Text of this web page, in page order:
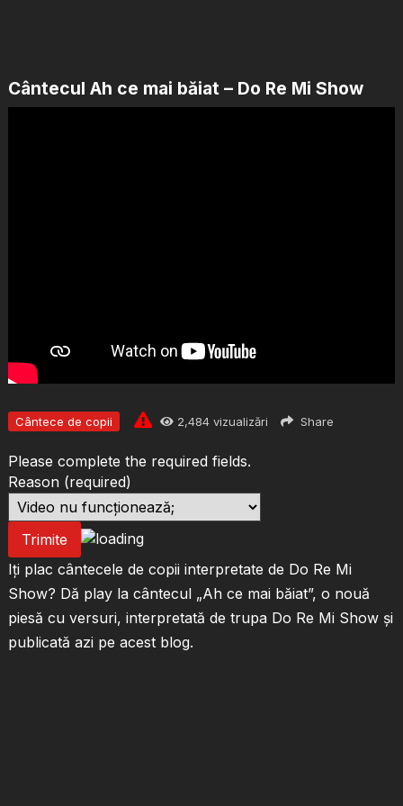
Cântecul Ah ce mai băiat – Do Re Mi Show
Cântece de copii 2,484vizualizări Share
Please complete the required fields.
Reason (required)
Trimite
Iți plac cântecele de copii interpretate de Do Re Mi
Show? Dă play la cântecul „Ah ce mai băiat”, o nouă
piesă cu versuri, interpretată de trupa Do Re Mi Show și
publicată azi pe acest blog.